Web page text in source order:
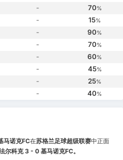
- 70%
- 15%
- 90%
- 70%
- 60%
- 45%
- 25%
- 40%
马诺克FC在苏格兰足球超级联赛中正面
尔科克 3 - 0 基马诺克FC。